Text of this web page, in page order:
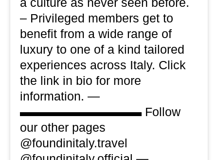
– Privileged members get to
benefit from a wide range of
luxury to one of a kind tailored
experiences across Italy. Click
the link in bio for more
information. —
▬▬▬▬▬▬▬▬▬▬ Follow
our other pages
@foundinitaly.travel